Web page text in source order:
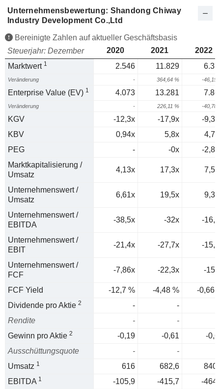
Unternehmensbewertung: Shandong Chiway
Industry Development Co.,Ltd
Bereinigte Zahlen auf aktueller Geschäftsbasis
Steuerjahr: Dezember
2020 2021
2022
Marktwert 1 2.546 11.829
Veränderung - 364,64 % -46,15
Enterprise Value (EV) 1 4.073 13.281
Veränderung - 226,11 % -40,78
KGV -12,3x -17,9x
-
KBV
0,94x 5,8x
PEG
- -0x
-
Marktkapitalisierung /
Umsatz
4,13x 17,3x
Unternehmenswert /
Umsatz
6,61x 19,5x
Unternehmenswert /
EBITDA
-38,5x -32x -
Unternehmenswert /
EBIT
-21,4x -27,7x -
Unternehmenswert /
FCF
-7,86x -22,3x -
FCF Yield -12,7 % -4,48 %
-0,66
Dividende pro Aktie 2 -
-
Rendite
-
-
Gewinn pro Aktie 2 -0,19 -0,61
-
Ausschüttungsquote
-
-
Umsatz 1 616 682,6
EBITDA 1 -105,9 -415,7
-